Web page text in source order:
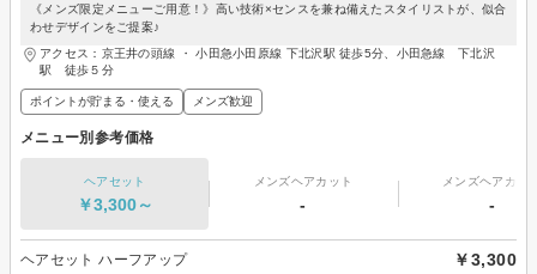
《メンズ限定メニューご用意！》高い技術×センスを兼ね備えたスタイリストが、似合
わせデザインをご提案♪
アクセス：京王井の頭線 ・ 小田急小田原線 下北沢駅 徒歩5分、小田急線 下北沢
駅 徒歩５分
ポイントが貯まる・使える メンズ歓迎
メニュー別参考価格
ヘアセット
￥3,300～
メンズヘアカット
-
メンズヘアカラ
-
ヘアセット ハーフアップ ￥3,300